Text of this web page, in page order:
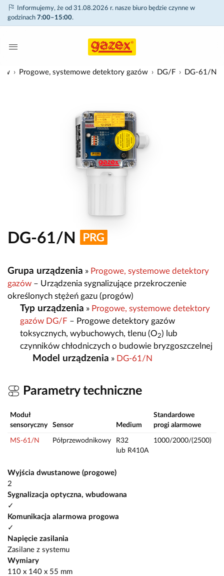
Informujemy, że od 31.08.2026 r. nasze biuro będzie czynne w
godzinach 7:00–15:00.
Progowe, systemowe detektory gazów DG/F DG-61/N
DG-61/N
Grupa urządzenia » Progowe, systemowe detektory
gazów – Urządzenia sygnalizujące przekroczenie
określonych stężeń gazu (progów)
Typ urządzenia » Progowe, systemowe detektory
gazów DG/F – Progowe detektory gazów
toksycznych, wybuchowych, tlenu (O2) lub
czynników chłodniczych o budowie bryzgoszczelnej
Model urządzenia » DG-61/N
Parametry techniczne
Moduł
sensoryczny
Sensor Medium
Standardowe
progi alarmowe
MS-61/N Półprzewodnikowy
R32
lub R410A
1000/2000/(2500)
Wyjścia dwustanowe (progowe)
2
Sygnalizacja optyczna, wbudowana
✓
Komunikacja alarmowa progowa
✓
Napięcie zasilania
Zasilane z systemu
Wymiary
110 x 140 x 55 mm